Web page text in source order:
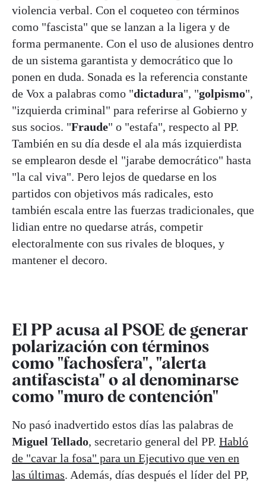
violencia verbal. Con el coqueteo con términos
como "fascista" que se lanzan a la ligera y de
forma permanente. Con el uso de alusiones dentro
de un sistema garantista y democrático que lo
ponen en duda. Sonada es la referencia constante
de Vox a palabras como "dictadura", "golpismo",
"izquierda criminal" para referirse al Gobierno y
sus socios. "Fraude" o "estafa", respecto al PP.
También en su día desde el ala más izquierdista
se emplearon desde el "jarabe democrático" hasta
"la cal viva". Pero lejos de quedarse en los
partidos con objetivos más radicales, esto
también escala entre las fuerzas tradicionales, que
lidian entre no quedarse atrás, competir
electoralmente con sus rivales de bloques, y
mantener el decoro.
El PP acusa al PSOE de generar
polarización con términos
como "fachosfera", "alerta
antifascista" o al denominarse
como "muro de contención"
No pasó inadvertido estos días las palabras de
Miguel Tellado, secretario general del PP. Habló
de "cavar la fosa" para un Ejecutivo que ven en
las últimas. Además, días después el líder del PP,